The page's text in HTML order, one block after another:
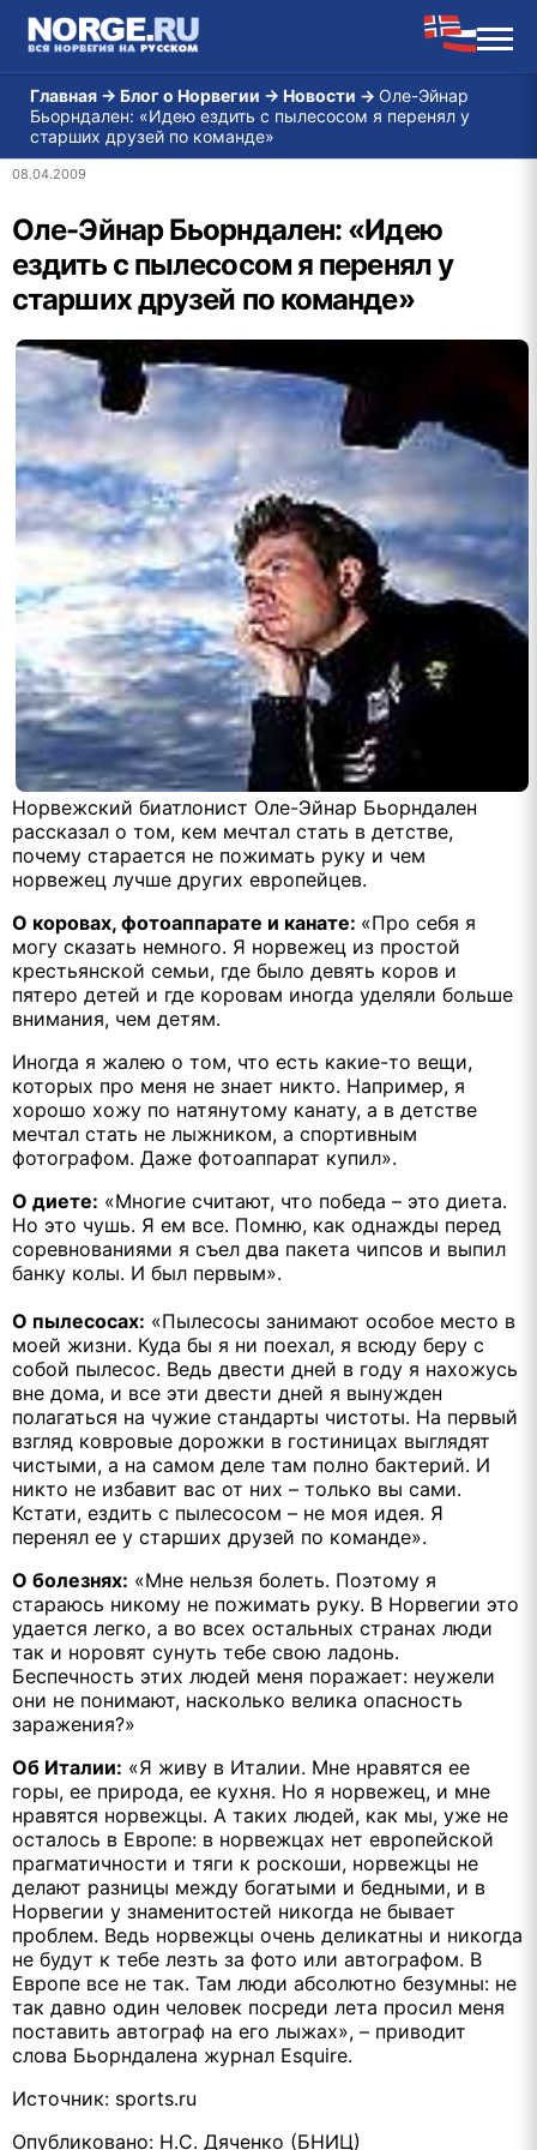
Главная → Блог о Норвегии → Новости → Оле-Эйнар
Бьорндален: «Идею ездить с пылесосом я перенял у
старших друзей по команде»
08.04.2009
Оле-Эйнар Бьорндален: «Идею
ездить с пылесосом я перенял у
старших друзей по команде»
Норвежский биатлонист Оле-Эйнар Бьорндален
рассказал о том, кем мечтал стать в детстве,
почему старается не пожимать руку и чем
норвежец лучше других европейцев.
О коровах, фотоаппарате и канате: «Про себя я
могу сказать немного. Я норвежец из простой
крестьянской семьи, где было девять коров и
пятеро детей и где коровам иногда уделяли больше
внимания, чем детям.
Иногда я жалею о том, что есть какие-то вещи,
которых про меня не знает никто. Например, я
хорошо хожу по натянутому канату, а в детстве
мечтал стать не лыжником, а спортивным
фотографом. Даже фотоаппарат купил».
О диете: «Многие считают, что победа – это диета.
Но это чушь. Я ем все. Помню, как однажды перед
соревнованиями я съел два пакета чипсов и выпил
банку колы. И был первым».
О пылесосах: «Пылесосы занимают особое место в
моей жизни. Куда бы я ни поехал, я всюду беру с
собой пылесос. Ведь двести дней в году я нахожусь
вне дома, и все эти двести дней я вынужден
полагаться на чужие стандарты чистоты. На первый
взгляд ковровые дорожки в гостиницах выглядят
чистыми, а на самом деле там полно бактерий. И
никто не избавит вас от них – только вы сами.
Кстати, ездить с пылесосом – не моя идея. Я
перенял ее у старших друзей по команде».
О болезнях: «Мне нельзя болеть. Поэтому я
стараюсь никому не пожимать руку. В Норвегии это
удается легко, а во всех остальных странах люди
так и норовят сунуть тебе свою ладонь.
Беспечность этих людей меня поражает: неужели
они не понимают, насколько велика опасность
заражения?»
Об Италии: «Я живу в Италии. Мне нравятся ее
горы, ее природа, ее кухня. Но я норвежец, и мне
нравятся норвежцы. А таких людей, как мы, уже не
осталось в Европе: в норвежцах нет европейской
прагматичности и тяги к роскоши, норвежцы не
делают разницы между богатыми и бедными, и в
Норвегии у знаменитостей никогда не бывает
проблем. Ведь норвежцы очень деликатны и никогда
не будут к тебе лезть за фото или автографом. В
Европе все не так. Там люди абсолютно безумны: не
так давно один человек посреди лета просил меня
поставить автограф на его лыжах», – приводит
слова Бьорндалена журнал Esquire.
Источник: sports.ru
Опубликовано: Н.С. Дяченко (БНИЦ)